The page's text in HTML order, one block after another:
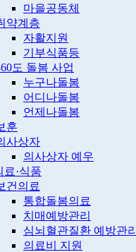
마을공동체
약계층
자활지원
기부식품등
도 돌봄 사업
누구나돌봄
어디나돌봄
언제나돌봄
훈
사상자
의사상자 예우
료·식품
건의료
통합돌봄의료
치매예방관리
심뇌혈관질환 예방관리
의료비 지원